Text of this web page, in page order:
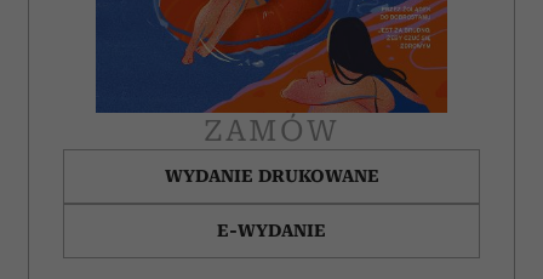
otrzymanymi od Ciebie lub uzyskanymi podczas
korzystania z ich usług.
ZAMÓW
WYDANIE DRUKOWANE
E-WYDANIE